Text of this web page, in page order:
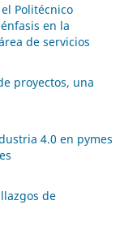
Politécnico
en la
de servicios
proyectos, una
4.0 en pymes
de